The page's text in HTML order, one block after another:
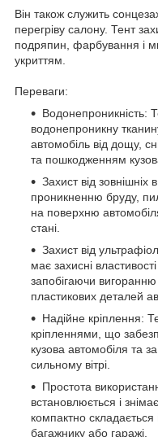
Він також служить
перегріву салону. Тент
подряпин, фарбування і
укриттям.
Переваги:
Водонепроникність:
водонепроникну
автомобіль від дощу,
та пошкодженням
Захист від зовнішніх
проникненню бруду,
на поверхню
стані.
Захист від
має захисні
запобігаючи
пластикових деталей
Надійне кріплення:
кріпленнями, що
кузова автомобіля та
сильному вітрі.
Простота
встановлюється і
компактно складається
багажнику або гаражі.